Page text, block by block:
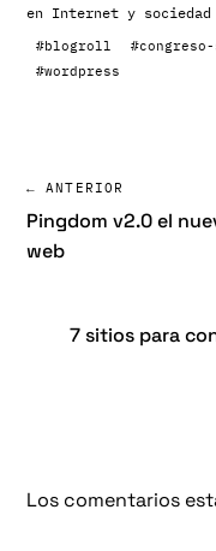
en Internet y sociedad
#blogroll #congreso-
#wordpress
← ANTERIOR
Pingdom v2.0 el
web
7 sitios para
Los comentarios